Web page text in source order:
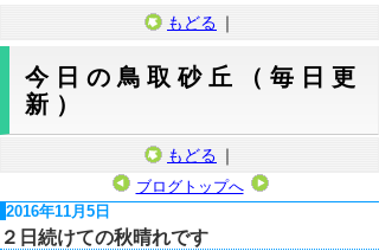
もどる ｜
今日の鳥取砂丘（毎日更
新）
もどる ｜
ブログトップへ
2016年11月5日
２日続けての秋晴れです